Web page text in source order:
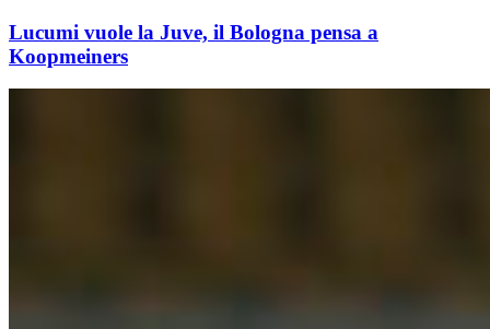
Lucumi vuole la Juve, il Bologna pensa a
Koopmeiners